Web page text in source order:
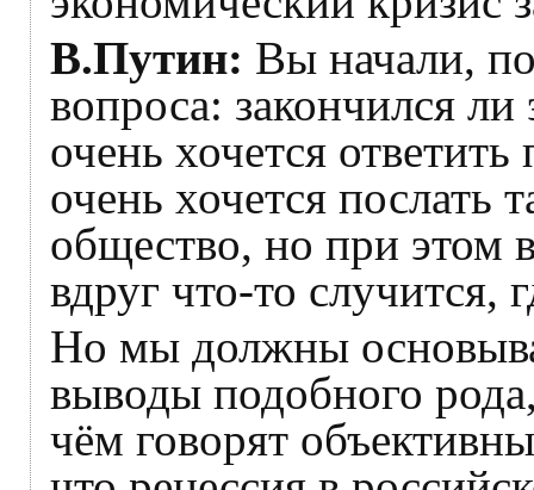
В.Путин: Вы начали,
вопроса: закончился
очень хочется
очень хочется послать
общество, но при этом
вдруг что‑то случится,
Но мы должны
выводы подобного
чём говорят